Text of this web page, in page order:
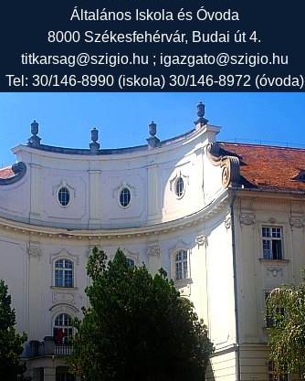
Általános Iskola és Óvoda
8000 Székesfehérvár, Budai út 4.
titkarsag@szigio.hu ; igazgato@szigio.hu
Tel: 30/146-8990 (iskola) 30/146-8972 (óvoda)